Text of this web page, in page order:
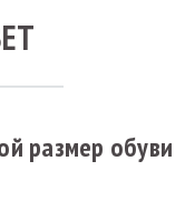
размер обуви